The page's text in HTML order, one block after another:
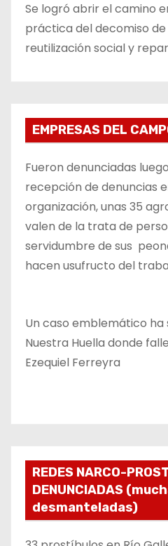
Se logró abrir el camino
práctica del decomiso
reutilización social y
EMPRESAS DEL
Fueron denunciadas
recepción de denuncias
organización, unas 35
valen de la trata de
servidumbre de sus
hacen usufructo del
Un caso emblemático ha
Nuestra Huella donde
Ezequiel Ferreyra
REDES NARCO-
DENUNCIADAS
desmanteladas)